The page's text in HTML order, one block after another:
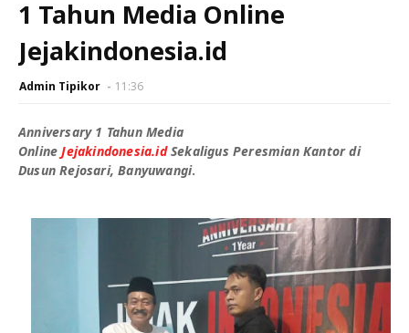
1 Tahun Media Online
Jejakindonesia.id
Admin Tipikor 11:36
Anniversary 1 Tahun Media
OnlineJejakindonesia.idSekaligus Peresmian Kantor di
Dusun Rejosari, Banyuwangi.